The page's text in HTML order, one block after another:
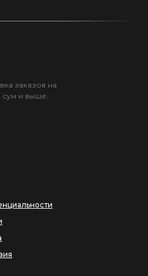
заказов на
и выше.